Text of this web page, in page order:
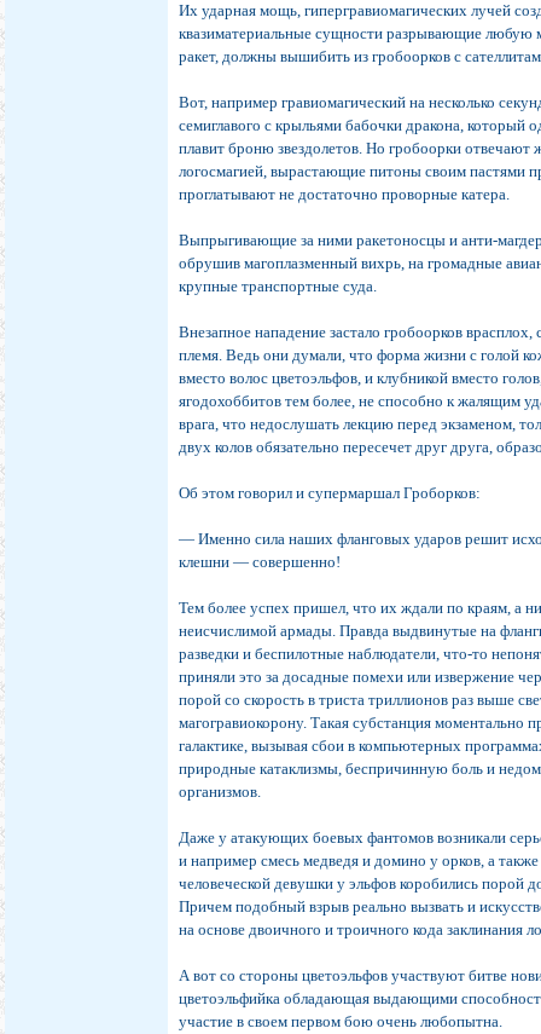
Их ударная мощь, гипергравиомагических лучей
квазиматериальные сущности разрывающие любую
ракет, должны вышибить из гробоорков с
Вот, например гравиомагический на несколько
семиглавого с крыльями бабочки дракона, который
плавит броню звездолетов. Но гробоорки отвечают
логосмагией, вырастающие питоны своим пастями
проглатывают не достаточно проворные катера.
Выпрыгивающие за ними ракетоносцы и анти-
обрушив магоплазменный вихрь, на громадные
крупные транспортные суда.
Внезапное нападение застало гробоорков
племя. Ведь они думали, что форма жизни с голой
вместо волос цветоэльфов, и клубникой вместо
ягодохоббитов тем более, не способно к жалящим
врага, что недослушать лекцию перед экзаменом,
двух колов обязательно пересечет друг друга,
Об этом говорил и супермаршал Гроборков:
— Именно сила наших фланговых ударов решит
клешни — совершенно!
Тем более успех пришел, что их ждали по краям, а
неисчислимой армады. Правда выдвинутые на
разведки и беспилотные наблюдатели, что-то
приняли это за досадные помехи или извержение
порой со скорость в триста триллионов раз выше
магогравиокорону. Такая субстанция моментально
галактике, вызывая сбои в компьютерных
природные катаклизмы, беспричинную боль и
организмов.
Даже у атакующих боевых фантомов возникали
и например смесь медведя и домино у орков, а
человеческой девушки у эльфов коробились порой
Причем подобный взрыв реально вызвать и
на основе двоичного и троичного кода заклинания
А вот со стороны цветоэльфов участвуют битве
цветоэльфийка обладающая выдающими
участие в своем первом бою очень любопытна.